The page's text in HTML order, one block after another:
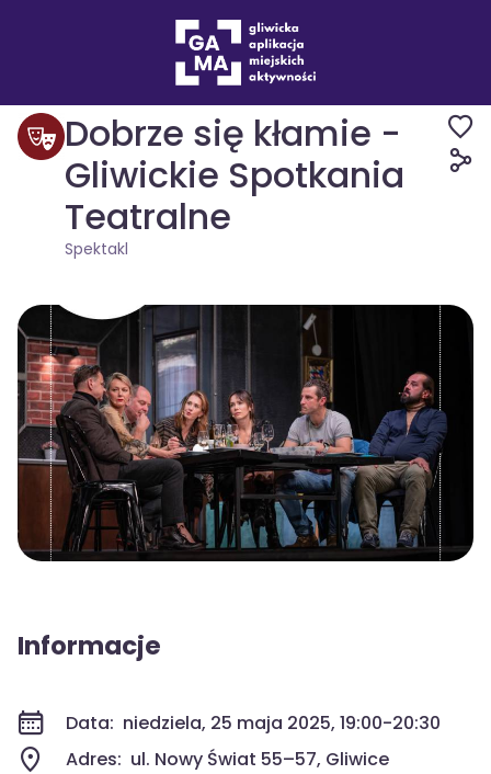
Spektakl
Dobrze się kłamie -
Gliwickie Spotkania
Teatralne
Spektakl
Informacje
Data: niedziela, 25 maja 2025, 19:00-20:30
Adres: ul. Nowy Świat 55–57, Gliwice